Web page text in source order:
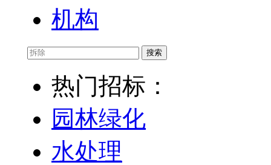
机构
搜索
热门招标：
园林绿化
水处理